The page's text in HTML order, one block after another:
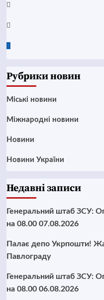
Instagram
Twitter
Google
Рубрики новин
Mіські новини
Міжнародні новини
Новини
Новини України
Недавні записи
Генеральний штаб ЗСУ:
на 08.00 07.08.2026
Палає депо Укрпошти!
Павлограду
Генеральний штаб ЗСУ:
на 08.00 06.08.2026